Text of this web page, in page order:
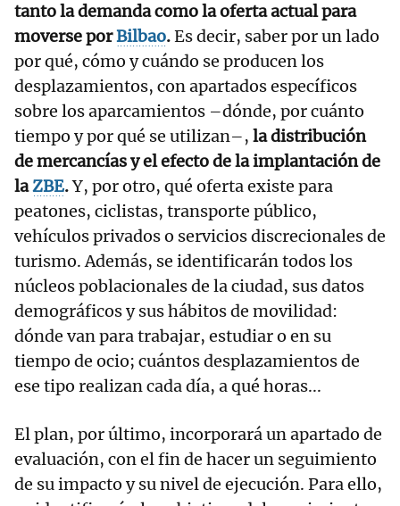
tanto la demanda como la oferta actual para
moverse porBilbao.Es decir, saber por un lado
por qué, cómo y cuándo se producen los
desplazamientos, con apartados específicos
sobre los aparcamientos –dónde, por cuánto
tiempo y por qué se utilizan–, la distribución
de mercancías y el efecto de la implantación de
laZBE.Y, por otro, qué oferta existe para
peatones, ciclistas, transporte público,
vehículos privados o servicios discrecionales de
turismo. Además, se identificarán todos los
núcleos poblacionales de la ciudad, sus datos
demográficos y sus hábitos de movilidad:
dónde van para trabajar, estudiar o en su
tiempo de ocio; cuántos desplazamientos de
ese tipo realizan cada día, a qué horas...
El plan, por último, incorporará un apartado de
evaluación, con el fin de hacer un seguimiento
de su impacto y su nivel de ejecución. Para ello,